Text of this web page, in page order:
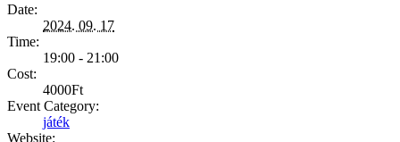
Date:
2024. 09. 17
Time:
19:00 - 21:00
Cost:
4000Ft
Event Category:
játék
Website: